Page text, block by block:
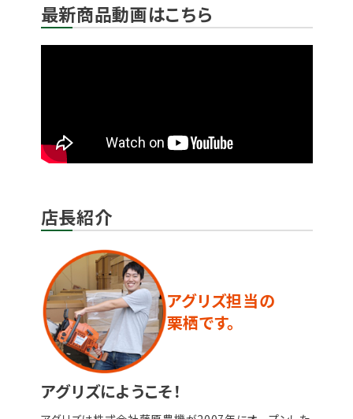
最新商品動画はこちら
店長紹介
アグリズ担当の
栗栖です。
アグリズにようこそ！